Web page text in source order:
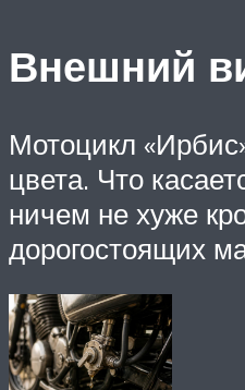
Внешний
Мотоцикл
цвета. Что
ничем не хуже
дорогостоящих